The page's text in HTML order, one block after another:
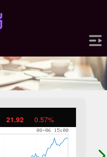
21.92 0.57%